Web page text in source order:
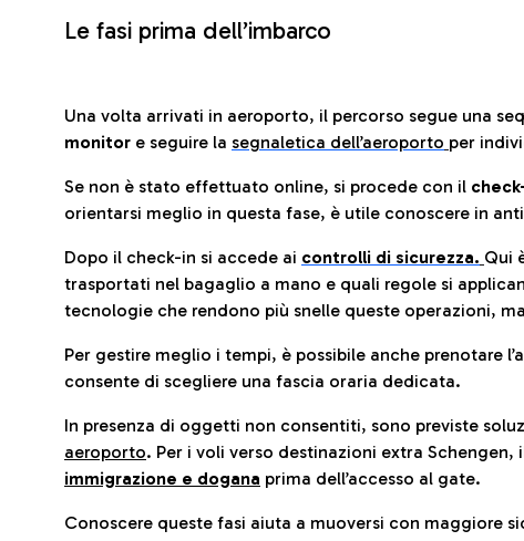
Le fasi prima dell’imbarco
Una volta arrivati in aeroporto, il percorso segue una
monitor e seguire la segnaletica dell’aeroporto per
Se non è stato effettuato online, si procede con il
orientarsi meglio in questa fase, è utile conoscere in
Dopo il check-in si accede ai controlli di sicurezza. Qui
trasportati nel bagaglio a mano e quali regole si
tecnologie che rendono più snelle queste operazioni,
Per gestire meglio i tempi, è possibile anche prenotare
consente di scegliere una fascia oraria dedicata.
In presenza di oggetti non consentiti, sono previste
aeroporto. Per i voli verso destinazioni extra
immigrazione e dogana prima dell’accesso al gate.
Conoscere queste fasi aiuta a muoversi con maggiore